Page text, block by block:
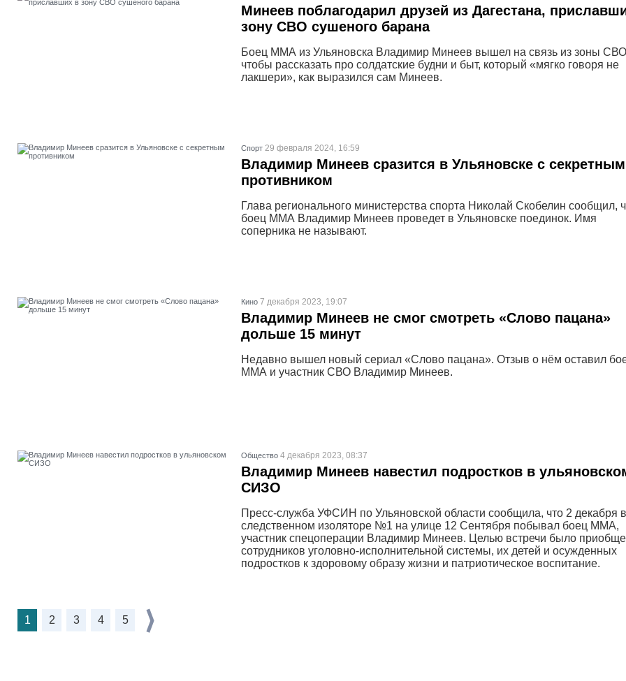
Минеев поблагодарил друзей из Дагестана,
зону СВО сушеного барана
Боец ММА из Ульяновска Владимир Минеев вышел на связь из зоны
чтобы рассказать про солдатские будни и быт, который «мягко говоря не
лакшери», как выразился сам Минеев.
Спорт 29 февраля 2024, 16:59
Владимир Минеев сразится в Ульяновске с секретным
противником
Глава регионального министерства спорта Николай Скобелин сообщил,
боец ММА Владимир Минеев проведет в Ульяновске поединок. Имя
соперника не называют.
Кино 7 декабря 2023, 19:07
Владимир Минеев не смог смотреть «Слово пацана»
дольше 15 минут
Недавно вышел новый сериал «Слово пацана». Отзыв о нём оставил
ММА и участник СВО Владимир Минеев.
Общество 4 декабря 2023, 08:37
Владимир Минеев навестил подростков в
СИЗО
Пресс-служба УФСИН по Ульяновской области сообщила, что 2 декабря в
следственном изоляторе №1 на улице 12 Сентября побывал боец ММА,
участник спецоперации Владимир Минеев. Целью встречи было
сотрудников уголовно-исполнительной системы, их детей и осужденных
подростков к здоровому образу жизни и патриотическое воспитание.
1 2 3 4 5